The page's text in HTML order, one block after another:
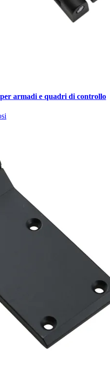
armadi e quadri di controllo